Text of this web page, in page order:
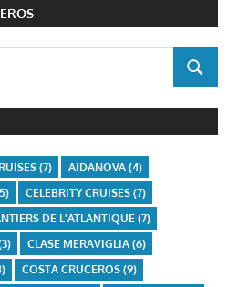
BUSCAR
(7) AIDANOVA(4)
CELEBRITY CRUISES(7)
DE L'ATLANTIQUE (7)
CLASE MERAVIGLIA(6)
COSTA CRUCEROS(9)